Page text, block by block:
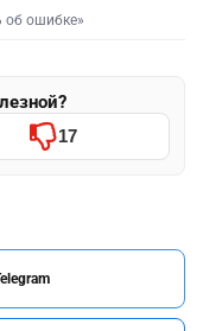
об ошибке»
17